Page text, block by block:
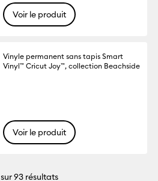
Voir le produit
Vinyle permanent sans tapis Smart
Vinyl™ Cricut Joy™, collection Beachside
Voir le produit
sur 93 résultats